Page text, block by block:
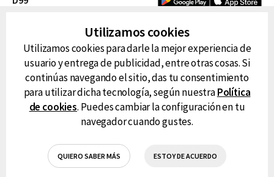
FM Tu
RG Deportiva
Classic FM
Utilizamos cookies
Utilizamos cookies para darle la mejor experiencia de
usuario y entrega de publicidad, entre otras cosas. Si
continúas navegando el sitio, das tu consentimiento
para utilizar dicha tecnología, según nuestraPolítica
de cookies. Puedes cambiar la configuración en tu
navegador cuando gustes.
QUIERO SABER MÁS ESTOY DE ACUERDO